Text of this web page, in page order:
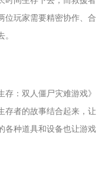
位玩家需要精密协作、合
：双人僵尸灾难游戏》
存者的故事结合起来，让
各种道具和设备也让游戏